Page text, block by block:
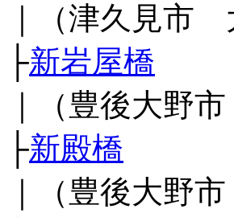
｜（津久見市
├新岩屋橋
｜（豊後大野
├新殿橋
｜（豊後大